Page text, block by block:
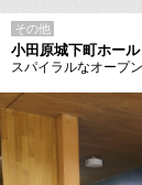
その他
小田原城下町ホール
スパイラルなオープ